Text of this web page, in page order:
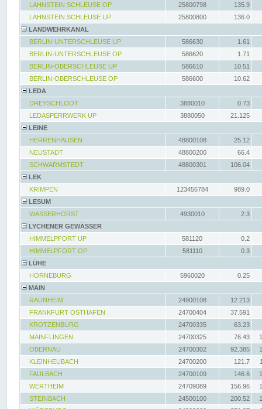
LAHNSTEIN SCHLEUSE OP
25800798
135.9
LAHNSTEIN SCHLEUSE UP
25800800
136.0
LANDWEHRKANAL
BERLIN-UNTERSCHLEUSE UP
586630
1.61
BERLIN-UNTERSCHLEUSE OP
586620
1.71
BERLIN-OBERSCHLEUSE UP
586610
10.51
BERLIN-OBERSCHLEUSE OP
586600
10.62
LEDA
DREYSCHLOOT
3880010
0.73
LEDASPERRWERK UP
3880050
21.125
LEINE
HERRENHAUSEN
48800108
25.12
NEUSTADT
48800200
66.4
SCHWARMSTEDT
48800301
106.04
LEK
KRIMPEN
123456784
989.0
LESUM
WASSERHORST
4930010
2.3
LYCHENER GEWÄSSER
HIMMELPFORT UP
581120
0.2
HIMMELPFORT OP
581110
0.3
LÜHE
HORNEBURG
5960020
0.25
MAIN
RAUNHEIM
24900108
12.213
FRANKFURT OSTHAFEN
24700404
37.591
KROTZENBURG
24700335
63.23
MAINFLINGEN
24700325 76.43
OBERNAU
24700302 92.385
KLEINHEUBACH
24700200 121.7
FAULBACH
24700109 146.6
WERTHEIM
24709089 156.96
STEINBACH
24500100 200.52